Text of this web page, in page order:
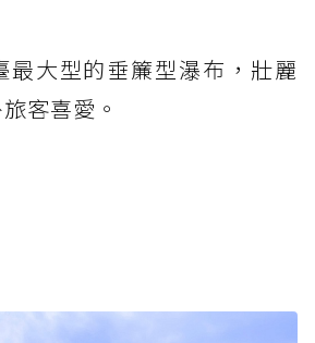
最大型的垂簾型瀑布，壯麗
客喜愛。